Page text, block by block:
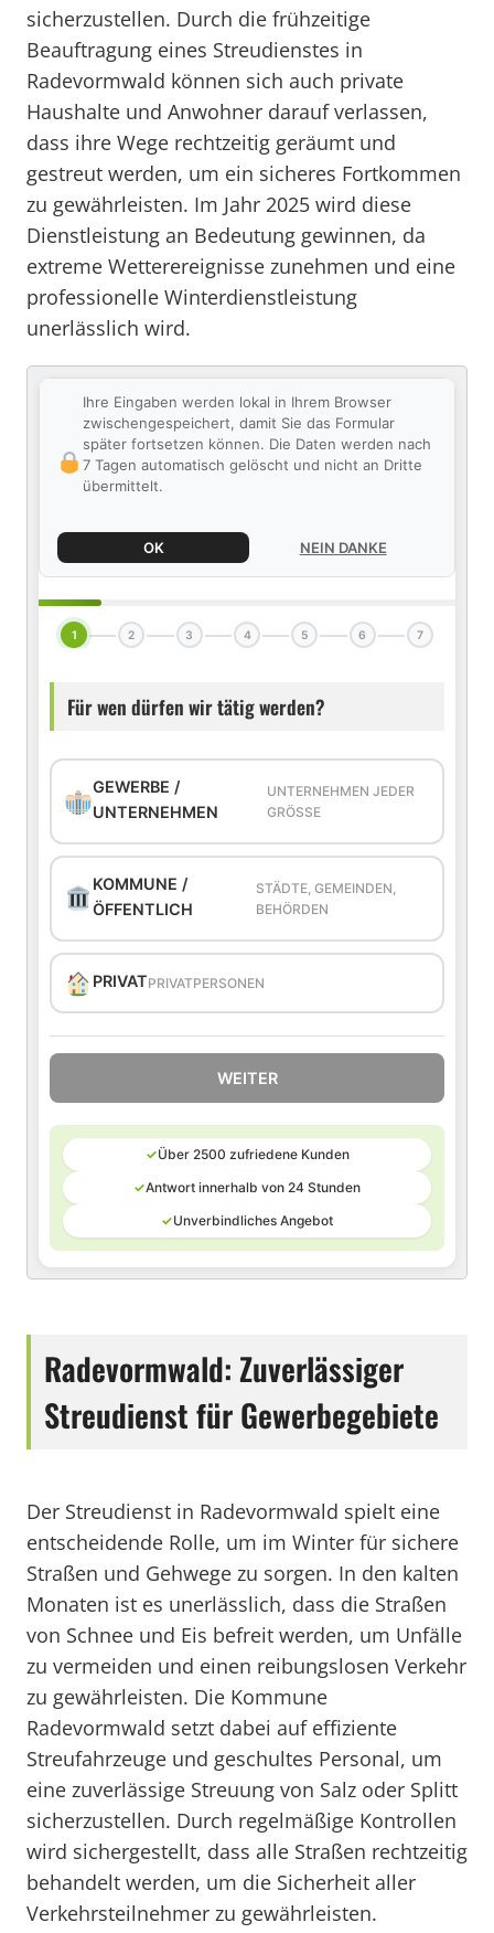
sicherzustellen. Durch die frühzeitige
Beauftragung eines Streudienstes in
Radevormwald können sich auch private
Haushalte und Anwohner darauf verlassen,
dass ihre Wege rechtzeitig geräumt und
gestreut werden, um ein sicheres Fortkommen
zu gewährleisten. Im Jahr 2025 wird diese
Dienstleistung an Bedeutung gewinnen, da
extreme Wetterereignisse zunehmen und eine
professionelle Winterdienstleistung
unerlässlich wird.
Ihre Eingaben werden lokal in Ihrem Browser
zwischengespeichert, damit Sie das Formular
später fortsetzen können. Die Daten werden nach
7 Tagen automatisch gelöscht und nicht an Dritte
übermittelt.
OK NEIN DANKE
1 2 3 4 5 6 7
Für wen dürfen wir tätig werden?
GEWERBE /
UNTERNEHMEN
UNTERNEHMEN JEDER
GRÖSSE
KOMMUNE /
ÖFFENTLICH
STÄDTE, GEMEINDEN,
BEHÖRDEN
PRIVATPRIVATPERSONEN
WEITER
✓Über 2500 zufriedene Kunden
✓Antwort innerhalb von 24 Stunden
✓Unverbindliches Angebot
Radevormwald: Zuverlässiger
Streudienst für Gewerbegebiete
Der Streudienst in Radevormwald spielt eine
entscheidende Rolle, um im Winter für sichere
Straßen und Gehwege zu sorgen. In den kalten
Monaten ist es unerlässlich, dass die Straßen
von Schnee und Eis befreit werden, um Unfälle
zu vermeiden und einen reibungslosen Verkehr
zu gewährleisten. Die Kommune
Radevormwald setzt dabei auf effiziente
Streufahrzeuge und geschultes Personal, um
eine zuverlässige Streuung von Salz oder Splitt
sicherzustellen. Durch regelmäßige Kontrollen
wird sichergestellt, dass alle Straßen rechtzeitig
behandelt werden, um die Sicherheit aller
Verkehrsteilnehmer zu gewährleisten.